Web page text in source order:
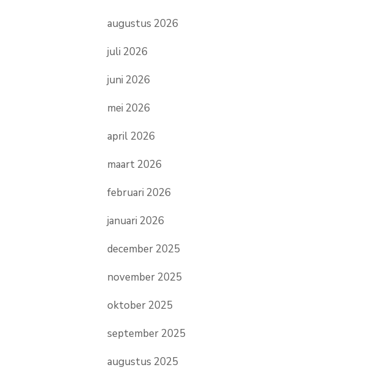
augustus 2026
juli 2026
juni 2026
mei 2026
april 2026
maart 2026
februari 2026
januari 2026
december 2025
november 2025
oktober 2025
september 2025
augustus 2025